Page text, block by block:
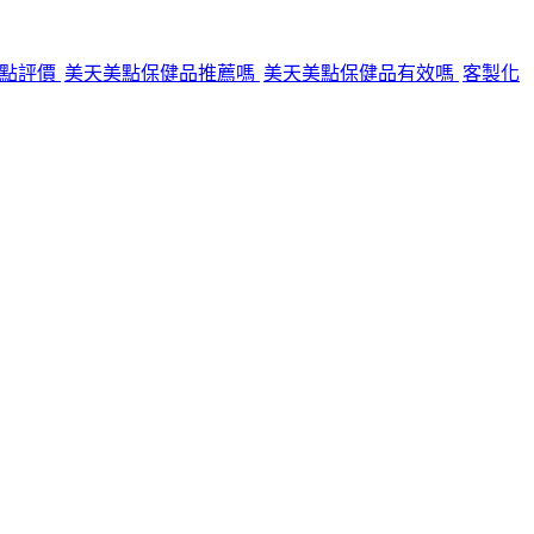
評價 美天美點保健品推薦嗎 美天美點保健品有效嗎 客製化